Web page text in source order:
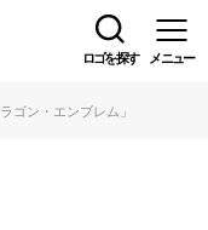
ロゴを探す メニュー
ゴン・エンブレム」